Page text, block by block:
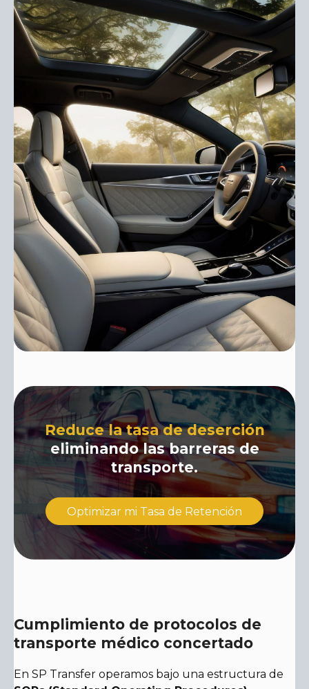
Reduce la tasa de deserción
eliminando las barreras de
transporte.
Optimizar mi Tasa de Retención
Cumplimiento de protocolos de
transporte médico concertado
En SP Transfer operamos bajo una estructura de